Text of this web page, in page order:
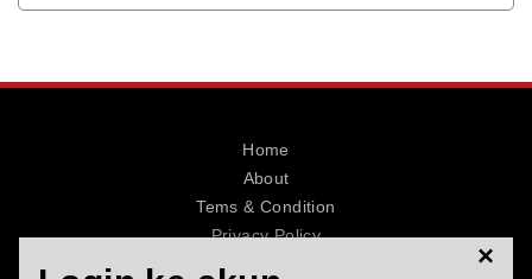
Home
About
Tems & Condition
Privacy Policy
×